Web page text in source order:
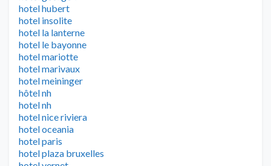
hotel hubert
hotel insolite
hotel la lanterne
hotel le bayonne
hotel mariotte
hotel marivaux
hotel meininger
hôtel nh
hotel nh
hotel nice riviera
hotel oceania
hotel paris
hotel plaza bruxelles